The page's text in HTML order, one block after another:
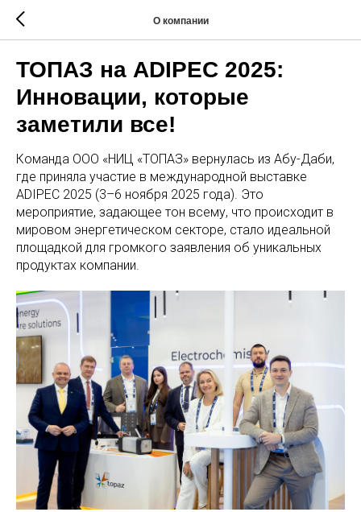
О компании
ТОПАЗ на ADIPEC 2025:
Инновации, которые
заметили все!
Команда ООО «НИЦ «ТОПАЗ» вернулась из Абу-Даби,
где приняла участие в международной выставке
ADIPEC 2025 (3–6 ноября 2025 года). Это
мероприятие, задающее тон всему, что происходит в
мировом энергетическом секторе, стало идеальной
площадкой для громкого заявления об уникальных
продуктах компании.